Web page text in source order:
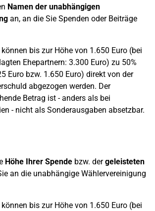
Namen der unabhängigen
an, an die Sie Spenden oder Beiträge
bis zur Höhe von 1.650 Euro (bei
Ehepartnern: 3.300 Euro) zu 50%
Euro bzw. 1.650 Euro) direkt von der
abgezogen werden. Der
Betrag ist - anders als bei
- nicht als Sonderausgaben absetzbar.
Höhe Ihrer Spende bzw. dergeleisteten
an die unabhängige Wählervereinigung
bis zur Höhe von 1.650 Euro (bei